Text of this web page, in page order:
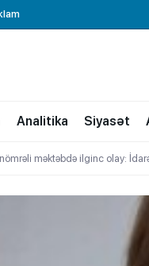
Analitika Siyasət
məktəbdə ilginc olay: